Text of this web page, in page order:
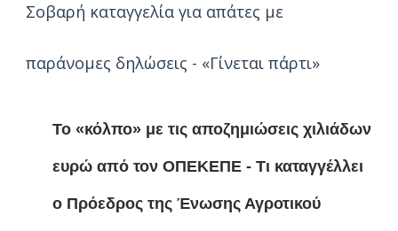
Σοβαρή καταγγελία για απάτες με
παράνομες δηλώσεις - «Γίνεται πάρτι»
Το «κόλπο» με τις αποζημιώσεις χιλιάδων
ευρώ από τον ΟΠΕΚΕΠΕ - Τι καταγγέλλει
ο Πρόεδρος της Ένωσης Αγροτικού